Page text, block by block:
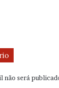
não será